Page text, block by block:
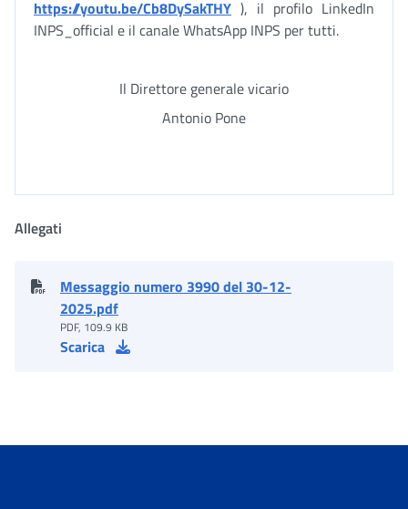
https://youtu.be/Cb8DySakTHY ), il profilo LinkedIn
INPS_official e il canale WhatsApp INPS per tutti.
Il Direttore generale vicario
Antonio Pone
Allegati
Messaggio numero 3990 del 30-12-
2025.pdf
PDF, 109.9 KB
Scarica